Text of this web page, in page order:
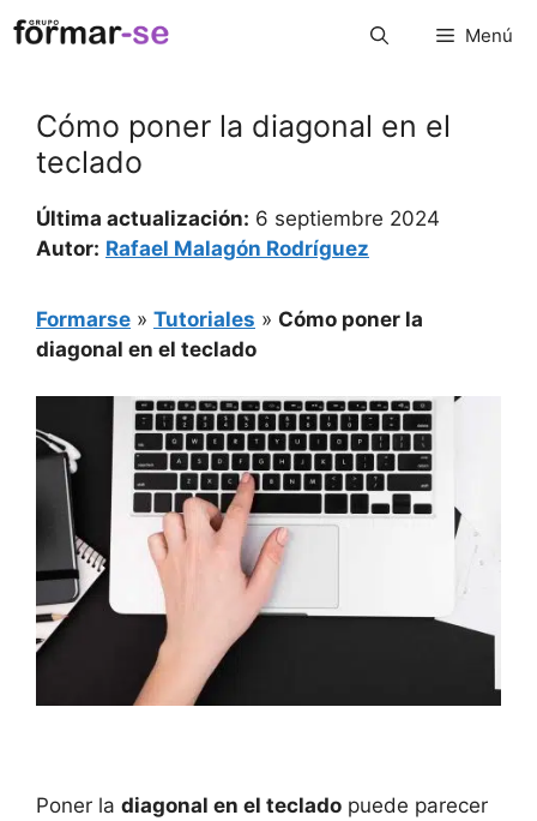
Saltar
al
Menú
Cómo poner la diagonal en el
teclado
Última actualización: 6 septiembre 2024
Autor: Rafael Malagón Rodríguez
Formarse » Tutoriales » Cómo poner la
diagonal en el teclado
Poner la diagonal en el teclado puede parecer